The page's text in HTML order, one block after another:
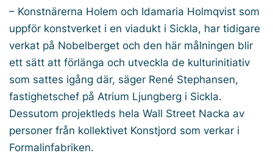
– Konstnärerna Holem och Idamaria Holmqvist som
uppför konstverket i en viadukt i Sickla, har tidigare
verkat på Nobelberget och den här målningen blir
ett sätt att förlänga och utveckla de kulturinitiativ
som sattes igång där, säger René Stephansen,
fastighetschef på Atrium Ljungberg i Sickla.
Dessutom projektleds hela Wall Street Nacka av
personer från kollektivet Konstjord som verkar i
Formalinfabriken.